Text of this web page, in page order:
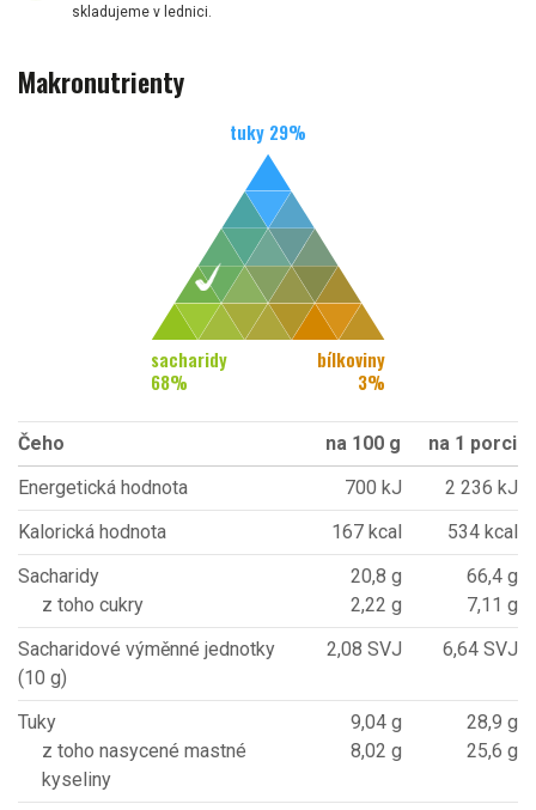
skladujeme v lednici.
Makronutrienty
tuky 29%
sacharidy
68%
bílkoviny
3%
Čeho na 100 g
na 1 porci
Energetická hodnota
700 kJ
2 236 kJ
Kalorická hodnota
167 kcal
534 kcal
Sacharidy
z toho cukry
20,8 g
2,22 g
66,4 g
7,11 g
Sacharidové výměnné jednotky
(10 g)
2,08 SVJ 6,64 SVJ
Tuky
z toho nasycené mastné
kyseliny
9,04 g
8,02 g
28,9 g
25,6 g